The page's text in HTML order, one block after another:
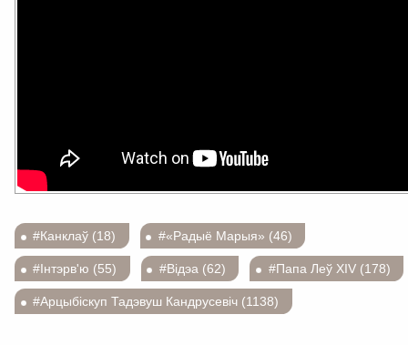
#Канклаў (18) #«Радыё Марыя» (46)
#Інтэрв'ю (55) #Відэа (62) #Папа Леў XIV (178)
#Арцыбіскуп Тадэвуш Кандрусевіч (1138)